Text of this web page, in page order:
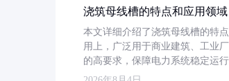
浇筑母线槽的特点和应用领域
本文详细介绍了浇筑母线槽的特
用上，广泛用于商业建筑、工业
的高要求，保障电力系统稳定运行